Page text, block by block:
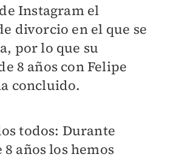
Instagram el
divorcio en el que se
por lo que su
8 años con Felipe
concluido.
todos: Durante
8 años los hemos